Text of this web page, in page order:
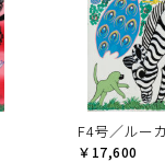
F4号／ルー
￥17,600